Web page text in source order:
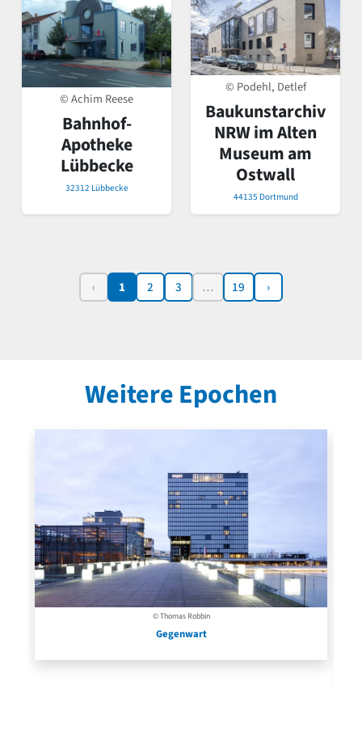
© Achim Reese
Bahnhof-
Apotheke
Lübbecke
32312 Lübbecke
© Podehl, Detlef
Baukunstarchiv
NRW im Alten
Museum am
Ostwall
44135 Dortmund
‹ 1 2 3 … 19 ›
Weitere Epochen
© Thomas Robbin
Gegenwart